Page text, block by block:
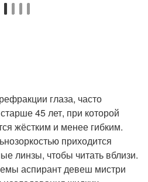
глаза, часто
45 лет, при которой
жёстким и менее гибким.
приходится
линзы, чтобы читать вблизи.
аспирант девеш мистри